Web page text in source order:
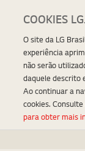
COOKIES
O site da LG
experiência
não serão
daquele descrito
Ao continuar a
cookies.
para obter mais